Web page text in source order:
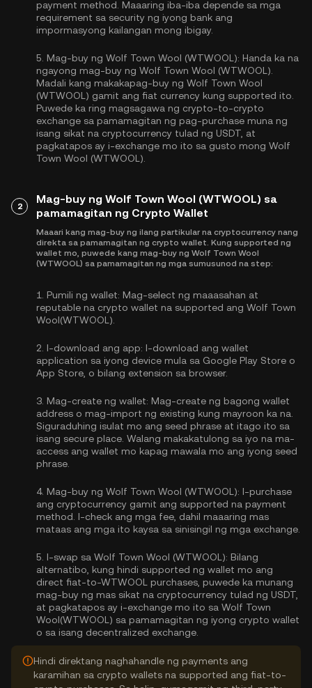
payment method. Maaaring iba-iba depende sa mga
requirement sa security ng iyong bank ang
impormasyong kailangan mong ibigay.
5. Mag-buy ng Wolf Town Wool (WTWOOL): Handa ka na
ngayong mag-buy ng Wolf Town Wool (WTWOOL).
Madali kang makakapag-buy ng Wolf Town Wool
(WTWOOL) gamit ang fiat currency kung supported ito.
Puwede ka ring magsagawa ng crypto-to-crypto
exchange sa pamamagitan ng pag-purchase muna ng
isang sikat na cryptocurrency tulad ng USDT , at
pagkatapos ay i-exchange mo ito sa gusto mong Wolf
Town Wool (WTWOOL).
2
Mag-buy ng Wolf Town Wool (WTWOOL) sa
pamamagitan ng Crypto Wallet
Maaari kang mag-buy ng ilang partikular na cryptocurrency nang
direkta sa pamamagitan ng crypto wallet. Kung supported ng
wallet mo, puwede kang mag-buy ng Wolf Town Wool
(WTWOOL) sa pamamagitan ng mga sumusunod na step:
1. Pumili ng wallet: Mag-select ng maaasahan at
reputable na crypto wallet na supported ang Wolf Town
Wool(WTWOOL).
2. I-download ang app: I-download ang wallet
application sa iyong device mula sa Google Play Store o
App Store, o bilang extension sa browser.
3. Mag-create ng wallet: Mag-create ng bagong wallet
address o mag-import ng existing kung mayroon ka na.
Siguraduhing isulat mo ang seed phrase at itago ito sa
isang secure place. Walang makakatulong sa iyo na ma-
access ang wallet mo kapag mawala mo ang iyong seed
phrase.
4. Mag-buy ng Wolf Town Wool (WTWOOL): I-purchase
ang cryptocurrency gamit ang supported na payment
method. I-check ang mga fee, dahil maaaring mas
mataas ang mga ito kaysa sa sinisingil ng mga exchange.
5. I-swap sa Wolf Town Wool (WTWOOL): Bilang
alternatibo, kung hindi supported ng wallet mo ang
direct fiat-to-WTWOOL purchases, puwede ka munang
mag-buy ng mas sikat na cryptocurrency tulad ng USDT,
at pagkatapos ay i-exchange mo ito sa Wolf Town
Wool(WTWOOL) sa pamamagitan ng iyong crypto wallet
o sa isang decentralized exchange.
Hindi direktang naghahandle ng payments ang
karamihan sa crypto wallets na supported ang fiat-to-